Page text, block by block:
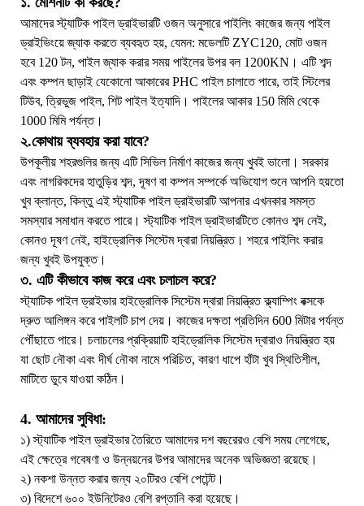
আমাদের স্ট্যাটিক পাইল ড্রাইভারটি ওজন অনুসারে পাইলিং কাজের জন্য পাইল
ড্রাইভিংয়ে জ্যাক করতে ব্যবহৃত হয়, যেমন: মডেলটি ZYC120, মোট ওজন
হবে 120 টন, পাইল জ্যাক করার সময় পাইলের উপর বল 1200KN। এটি শব্দ
এবং কম্পন ছাড়াই যেকোনো আকারের PHC পাইল চালাতে পারে, তাই স্টিলের
টিউব, ত্রিভুজ পাইল, শিট পাইল ইত্যাদি। পাইলের আকার 150 মিমি থেকে
1000 মিমি পর্যন্ত।
২.কোথায় ব্যবহার করা যাবে?
উপকূলীয় শহরগুলির জন্য এটি সিভিল নির্মাণ কাজের জন্য খুবই ভালো। সরকার
এবং নাগরিকদের হাতুড়ির শব্দ, দূষণ বা কম্পন সম্পর্কে অভিযোগ শুনে আপনি হয়তো
খুব ক্লান্ত, কিন্তু এই স্ট্যাটিক পাইল ড্রাইভারটি আপনার এখনকার সমস্ত
সমস্যার সমাধান করতে পারে। স্ট্যাটিক পাইল ড্রাইভারটিতে কোনও শব্দ নেই,
কোনও দূষণ নেই, হাইড্রোলিক সিস্টেম দ্বারা নিয়ন্ত্রিত। শহরে পাইলিং করার
জন্য খুবই উপযুক্ত।
৩. এটি কীভাবে কাজ করে এবং চলাচল করে?
স্ট্যাটিক পাইল ড্রাইভার হাইড্রোলিক সিস্টেম দ্বারা নিয়ন্ত্রিত ক্ল্যাম্পিং বক্সকে
দ্রুত আলিঙ্গন করে পাইলটি চাপ দেয়। কাজের দক্ষতা প্রতিদিন 600 মিটার পর্যন্ত
পৌঁছাতে পারে। চলাচলের প্রক্রিয়াটি হাইড্রোলিক সিস্টেম দ্বারাও নিয়ন্ত্রিত হয়
যা ছোট নৌকা এবং দীর্ঘ নৌকা নামে পরিচিত, কারণ ধাপে হাঁটা খুব স্থিতিশীল,
মাটিতে ডুবে যাওয়া কঠিন।
4. আমাদের সুবিধা:
১) স্ট্যাটিক পাইল ড্রাইভার তৈরিতে আমাদের দশ বছরেরও বেশি সময় লেগেছে,
এই ক্ষেত্রে গবেষণা ও উন্নয়নের উপর আমাদের অনেক অভিজ্ঞতা রয়েছে।
২) নকশা উন্নত করার জন্য ২০টিরও বেশি পেটেন্ট।
৩) বিদেশে ৬০০ ইউনিটেরও বেশি রপ্তানি করা হয়েছে।